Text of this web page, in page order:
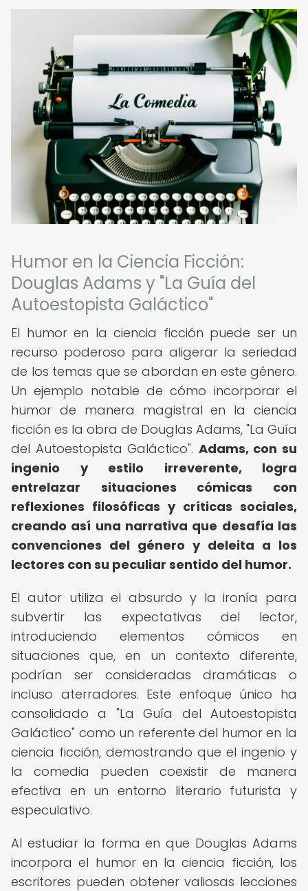
Humor en la Ciencia Ficción:
Douglas Adams y "La Guía del
Autoestopista Galáctico"
El humor en la ciencia ficción puede ser un
recurso poderoso para aligerar la seriedad
de los temas que se abordan en este género.
Un ejemplo notable de cómo incorporar el
humor de manera magistral en la ciencia
ficción es la obra de Douglas Adams, "La Guía
del Autoestopista Galáctico". Adams, con su
ingenio y estilo irreverente, logra
entrelazar situaciones cómicas con
reflexiones filosóficas y críticas sociales,
creando así una narrativa que desafía las
convenciones del género y deleita a los
lectores con su peculiar sentido del humor.
El autor utiliza el absurdo y la ironía para
subvertir las expectativas del lector,
introduciendo elementos cómicos en
situaciones que, en un contexto diferente,
podrían ser consideradas dramáticas o
incluso aterradores. Este enfoque único ha
consolidado a "La Guía del Autoestopista
Galáctico" como un referente del humor en la
ciencia ficción, demostrando que el ingenio y
la comedia pueden coexistir de manera
efectiva en un entorno literario futurista y
especulativo.
Al estudiar la forma en que Douglas Adams
incorpora el humor en la ciencia ficción, los
escritores pueden obtener valiosas lecciones